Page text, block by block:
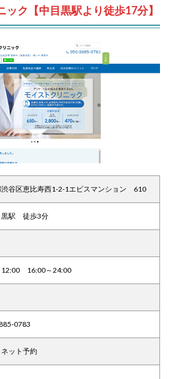
ック【中目黒駅より徒歩17分】
谷区恵比寿西1-2-1 エビスマンション 610
黒駅 徒歩3分
12:00 16:00～24:00
0783
ット予約